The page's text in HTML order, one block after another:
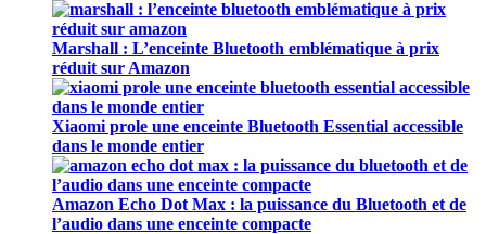
Marshall : L’enceinte Bluetooth emblématique à prix
réduit sur Amazon
Xiaomi prole une enceinte Bluetooth Essential accessible
dans le monde entier
Amazon Echo Dot Max : la puissance du Bluetooth et de
l’audio dans une enceinte compacte